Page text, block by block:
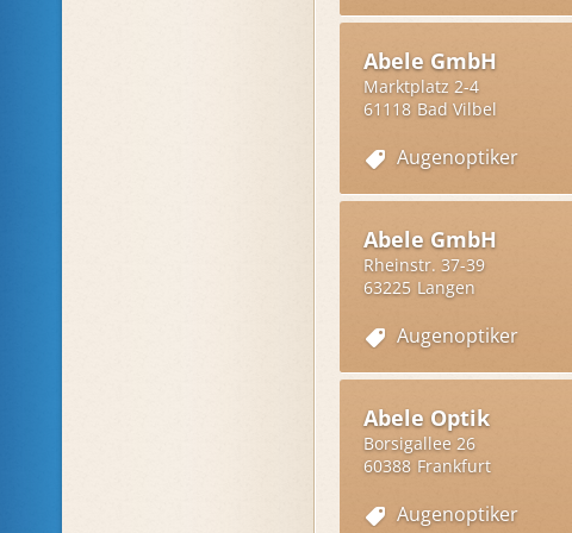
Entwicklungen auf dem Gebiet
Eine technische
spezielle Maschinen, die die
Hand vorzunehmen. Auch die
Sehen korrigiert werden muss.
zuverlässiger Augenoptiker.
Abele GmbH
Marktplatz 2-4
61118 Bad Vilbel
Augenoptiker
Abele GmbH
Rheinstr. 37-39
63225 Langen
Augenoptiker
Abele Optik
Borsigallee 26
60388 Frankfurt
Augenoptiker